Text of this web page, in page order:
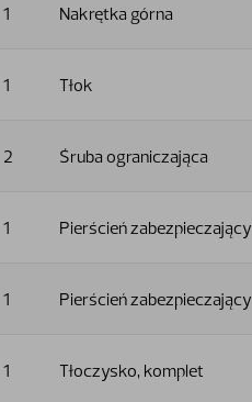
1 Nakrętka górna
1 Tłok
2 Śruba ograniczająca
1 Pierścień zabezpieczający
1 Pierścień zabezpieczający
1 Tłoczysko, komplet